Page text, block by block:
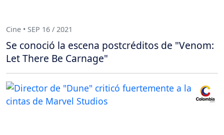
Cine • SEP 16 / 2021
Se conoció la escena postcréditos de "Venom:
Let There Be Carnage"